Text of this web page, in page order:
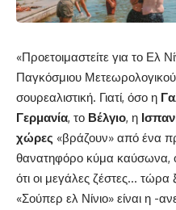
«Προετοιμαστείτε για το Ελ
Παγκόσμιου
σουρεαλιστική. Γιατί, όσο η
Γερμανία, το Βέλγιο, η
χώρες «βράζουν» από ένα
θανατηφόρο κύμα καύσωνα,
ότι οι μεγάλες ζέστες… τώρα
«Σούπερ ελ Νίνιο» είναι η -